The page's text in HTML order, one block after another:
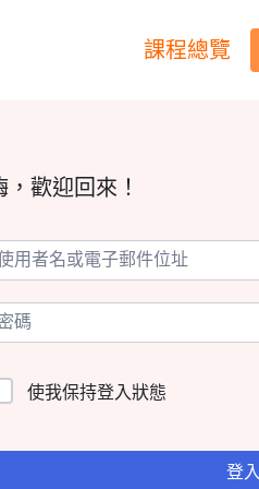
課程總覽
，歡迎回來！
使我保持登入狀態
登入